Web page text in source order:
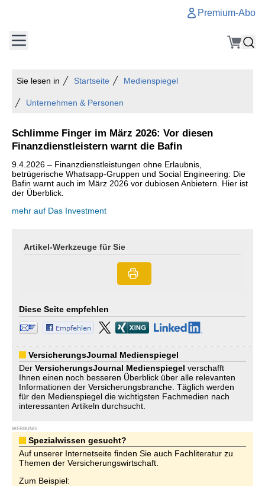
Premium-Abo
Sie lesen in Startseite Medienspiegel
Unternehmen & Personen
Schlimme Finger im März 2026: Vor diesen
Finanzdienstleistern warnt die Bafin
9.4.2026 – Finanzdienstleistungen ohne Erlaubnis,
betrügerische Whatsapp-Gruppen und Social Engineering: Die
Bafin warnt auch im März 2026 vor dubiosen Anbietern. Hier ist
der Überblick.
mehr auf Das Investment
Artikel-Werkzeuge für Sie
Diese Seite empfehlen
VersicherungsJournal Medienspiegel
Der VersicherungsJournal Medienspiegel verschafft
Ihnen einen noch besseren Überblick über alle relevanten
Informationen der Versicherungsbranche. Täglich werden
für den Medienspiegel die wichtigsten Fachmedien nach
interessanten Artikeln durchsucht.
WERBUNG
Spezialwissen gesucht?
Auf unserer Internetseite finden Sie auch Fachliteratur zu
Themen der Versicherungswirtschaft.
Zum Beispiel: